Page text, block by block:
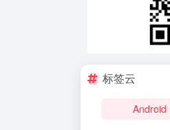
标签云
Android